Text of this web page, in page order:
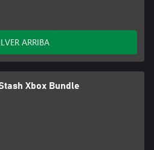
ARRIBA
Xbox Bundle